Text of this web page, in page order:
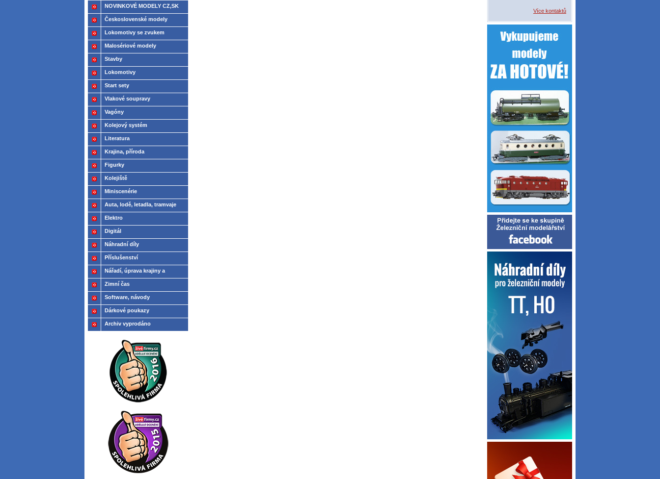
Více kontaktů
NOVINKOVÉ MODELY CZ,SK
2021
Československé modely
ČSD,ČD
Lokomotivy se zvukem
Malosériové modely
Stavby
Lokomotivy
Start sety
Vlakové soupravy
Vagóny
Kolejový systém
Literatura
Krajina, příroda
Figurky
Kolejiště
Miniscenérie
Auta, lodě, letadla, tramvaje
Elektro
Digitál
Náhradní díly
Příslušenství
Nářadí, úprava krajiny a
modelů
Zimní čas
Software, návody
Dárkové poukazy
Archiv vyprodáno